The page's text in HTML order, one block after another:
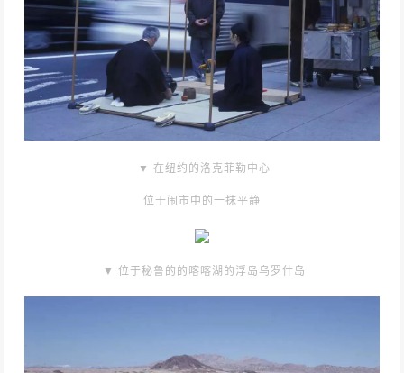
▼ 在纽约的洛克菲勒中心
位于闹市中的一抹平静
▼ 位于秘鲁的的喀喀湖的浮岛乌罗什岛